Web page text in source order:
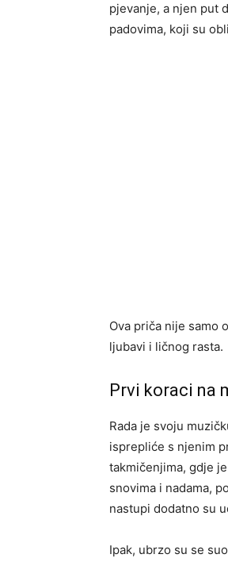
pjevanje, a njen put
padovima, koji su
Ova priča nije samo
ljubavi i ličnog rasta.
Prvi koraci na
Rada je svoju
isprepliće s njenim
takmičenjima, gdje
snovima i nadama,
nastupi dodatno su
Ipak, ubrzo su se